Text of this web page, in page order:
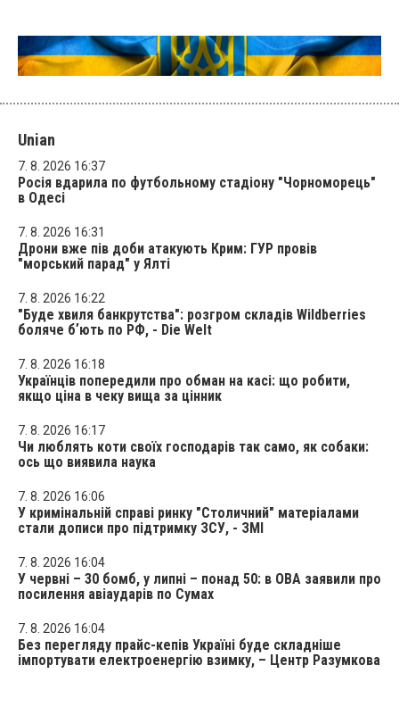
Unian
7. 8. 2026 16:37
Росія вдарила по футбольному стадіону "Чорноморець"
в Одесі
7. 8. 2026 16:31
Дрони вже пів доби атакують Крим: ГУР провів
"морський парад" у Ялті
7. 8. 2026 16:22
"Буде хвиля банкрутства": розгром складів Wildberries
боляче бʼють по РФ, - Die Welt
7. 8. 2026 16:18
Українців попередили про обман на касі: що робити,
якщо ціна в чеку вища за цінник
7. 8. 2026 16:17
Чи люблять коти своїх господарів так само, як собаки:
ось що виявила наука
7. 8. 2026 16:06
У кримінальній справі ринку "Столичний" матеріалами
стали дописи про підтримку ЗСУ, - ЗМІ
7. 8. 2026 16:04
У червні – 30 бомб, у липні – понад 50: в ОВА заявили про
посилення авіаударів по Сумах
7. 8. 2026 16:04
Без перегляду прайс-кепів Україні буде складніше
імпортувати електроенергію взимку, – Центр Разумкова